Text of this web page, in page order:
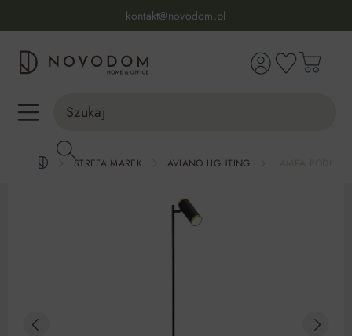
kontakt@novodom.pl
Dostawa z wniesieniem
30 dni na zwrot lub wymianę
98% zadowolonych klientów
STREFA MAREK AVIANO LIGHTING